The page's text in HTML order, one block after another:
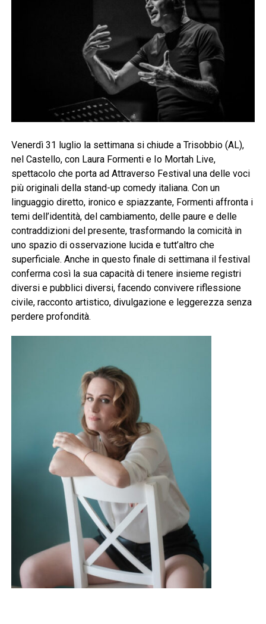
Venerdì 31 luglio la settimana si chiude a Trisobbio (AL),
nel Castello, con Laura Formenti e Io Mortah Live,
spettacolo che porta ad Attraverso Festival una delle voci
più originali della stand-up comedy italiana. Con un
linguaggio diretto, ironico e spiazzante, Formenti affronta i
temi dell’identità, del cambiamento, delle paure e delle
contraddizioni del presente, trasformando la comicità in
uno spazio di osservazione lucida e tutt’altro che
superficiale. Anche in questo finale di settimana il festival
conferma così la sua capacità di tenere insieme registri
diversi e pubblici diversi, facendo convivere riflessione
civile, racconto artistico, divulgazione e leggerezza senza
perdere profondità.